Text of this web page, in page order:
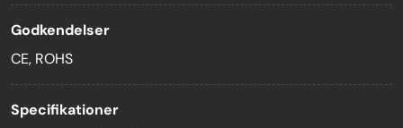
Godkendelser
CE, ROHS
Specifikationer